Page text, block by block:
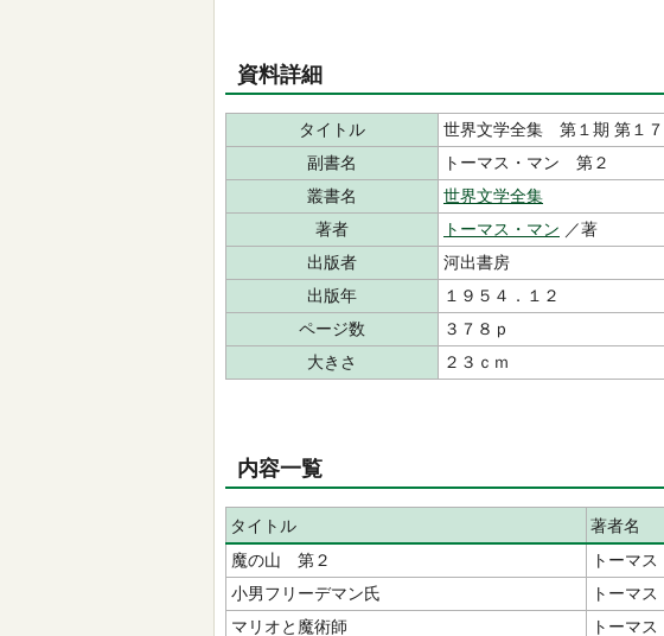
資料詳細
タイトル
世界文学全集 第１期 第１７
副書名
トーマス・マン 第２
叢書名
世界文学全集
著者
トーマス・マン ／著
出版者
河出書房
出版年
１９５４．１２
ページ数
３７８ｐ
大きさ
２３ｃｍ
内容一覧
タイトル 著者名
魔の山 第２
トーマ
小男フリーデマン氏
トーマ
マリオと魔術師
トーマ